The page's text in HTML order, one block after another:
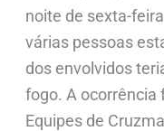
noite de sexta-
várias pessoas
dos envolvidos
fogo. A ocorrência
Equipes de